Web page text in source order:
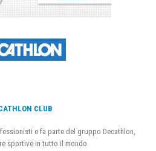
CLUB
e fa parte del gruppo Decathlon,
sportive in tutto il mondo.